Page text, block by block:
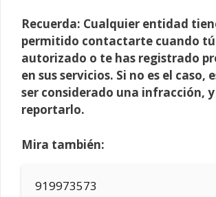
Recuerda: Cualquier entidad
permitido contactarte cuando
autorizado o te has registrado
en sus servicios. Si no es el caso,
ser considerado una infracción, y
reportarlo.
Mira también:
919973573